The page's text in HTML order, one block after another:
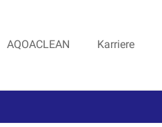
AQOACLEAN Karriere